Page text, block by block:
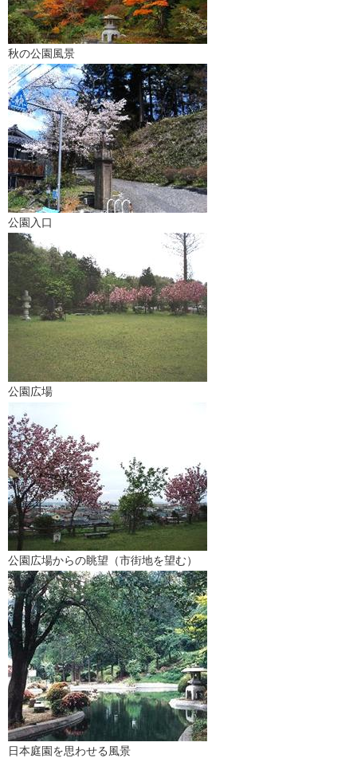
秋の公園風景
公園入口
公園広場
公園広場からの眺望（市街地を望む）
日本庭園を思わせる風景